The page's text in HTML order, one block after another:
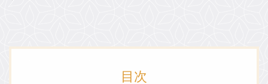
目次